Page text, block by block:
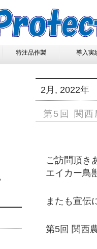
特注品作製 導入実
2月, 2022年
第5回 関
ご訪問頂き
エイカー鳥
またも宣伝
第5回 関西